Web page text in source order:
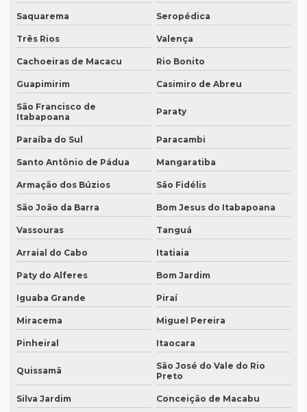
Empresa que faz tradução simultânea em recife
Empresa que traduz artigos científicos
Empresa que traduz artigos científicos em brasília
Empresa que traduz artigos científicos em sp
Empresa que traduz textos jurídicos
Empresa que traduz textos jurídicos em campinas
Empresa que traduz textos jurídicos em fortaleza
Empresa que transcreve áudios
Empresa que transcreve áudios em curitiba
Empresa que transcreve áudios em porto alegre
Empresa de revisão de textos em espanhol
Empresa de revisão de textos em francês
Empresa de revisão de textos em português
Empresa de revisão de textos técnicos
Empresa de tradução de artigos em fortaleza
Empresa de tradução de artigos em inglês
Saquarema Seropédica
Três Rios Valença
Cachoeiras de Macacu Rio Bonito
Guapimirim Casimiro de Abreu
São Francisco de
Itabapoana
Paraty
Paraíba do Sul Paracambi
Santo Antônio de Pádua Mangaratiba
Armação dos Búzios São Fidélis
São João da Barra Bom Jesus do Itabapoana
Vassouras Tanguá
Arraial do Cabo Itatiaia
Paty do Alferes Bom Jardim
Iguaba Grande Piraí
Miracema Miguel Pereira
Pinheiral Itaocara
Quissamã
São José do Vale do Rio
Preto
Silva Jardim Conceição de Macabu